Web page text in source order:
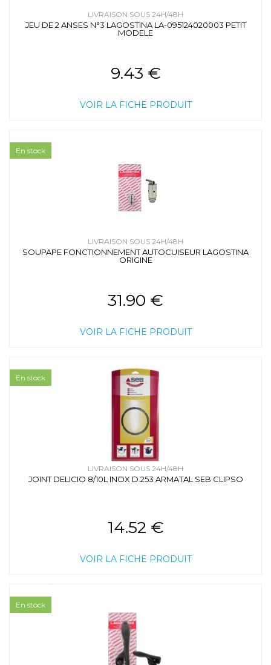
LIVRAISON SOUS 24H/48H
JEU DE 2 ANSES N°3 LAGOSTINA LA-095124020003 PETIT
MODELE
9.43 €
VOIR LA FICHE PRODUIT
LIVRAISON SOUS 24H/48H
SOUPAPE FONCTIONNEMENT AUTOCUISEUR LAGOSTINA
ORIGINE
31.90 €
VOIR LA FICHE PRODUIT
En stock
LIVRAISON SOUS 24H/48H
JOINT DELICIO 8/10L INOX D.253 ARMATAL SEB CLIPSO
14.52 €
VOIR LA FICHE PRODUIT
En stock
En stock